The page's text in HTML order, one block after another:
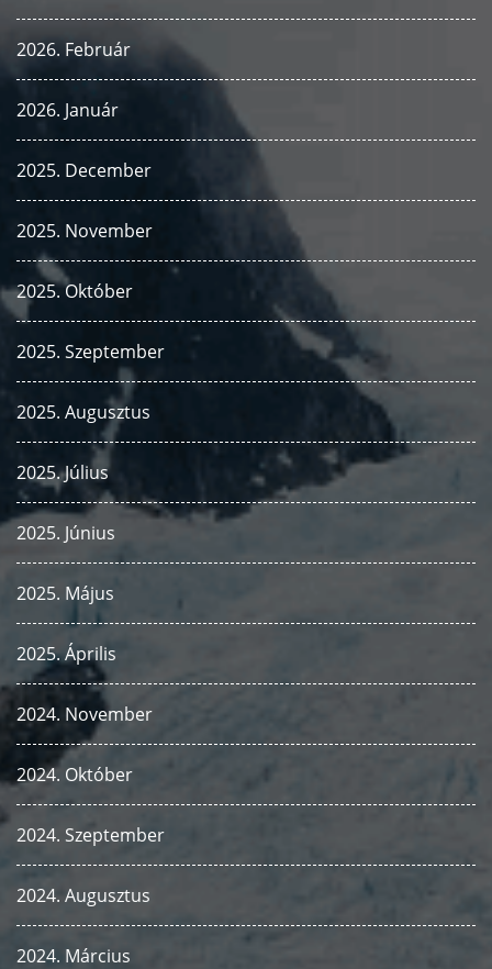
2026. Február
2026. Január
2025. December
2025. November
2025. Október
2025. Szeptember
2025. Augusztus
2025. Július
2025. Június
2025. Május
2025. Április
2024. November
2024. Október
2024. Szeptember
2024. Augusztus
2024. Március